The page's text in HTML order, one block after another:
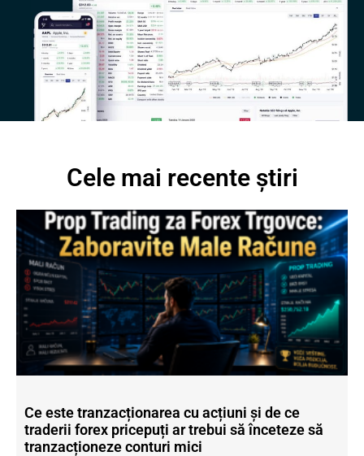
Cele mai recente știri
Ce este tranzacționarea cu acțiuni și de ce
traderii forex pricepuți ar trebui să înceteze să
tranzacționeze conturi mici